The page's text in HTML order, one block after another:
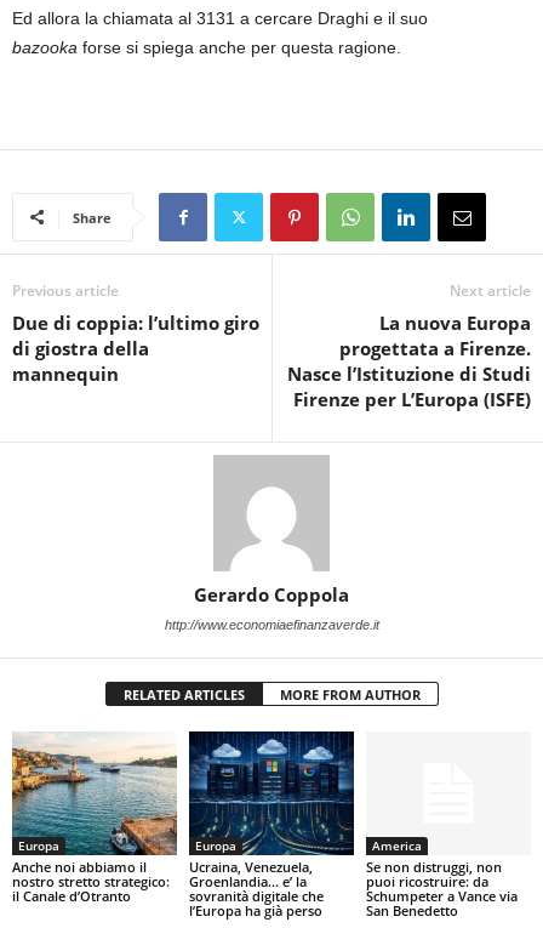
Ed allora la chiamata al 3131 a cercare Draghi e il suo
bazooka forse si spiega anche per questa ragione.
Share
Previous article
Due di coppia: l’ultimo giro
di giostra della
mannequin
Next article
La nuova Europa
progettata a Firenze.
Nasce l’Istituzione di Studi
Firenze per L’Europa (ISFE)
Gerardo Coppola
http://www.economiaefinanzaverde.it
RELATED ARTICLES MORE FROM AUTHOR
Europa
Anche noi abbiamo il
nostro stretto strategico:
il Canale d’Otranto
Europa
Ucraina, Venezuela,
Groenlandia… e’ la
sovranità digitale che
l’Europa ha già perso
America
Se non distruggi, non
puoi ricostruire: da
Schumpeter a Vance via
San Benedetto